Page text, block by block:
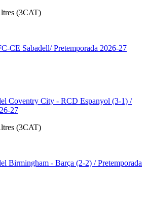
(3CAT)
CE Sabadell/ Pretemporada 2026-27
Coventry City - RCD Espanyol (3-1) /
27
(3CAT)
Birmingham - Barça (2-2) / Pretemporada